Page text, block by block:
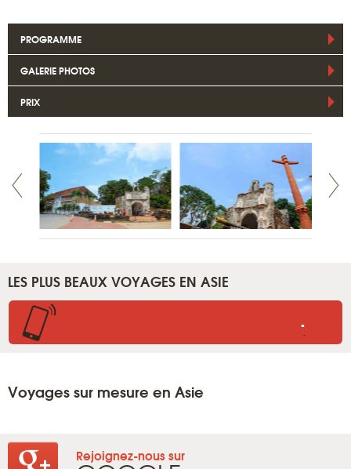
PROGRAMME
GALERIE PHOTOS
PRIX
LES PLUS BEAUX VOYAGES EN ASIE
..
Voyages sur mesure en Asie
Rejoignez-nous sur